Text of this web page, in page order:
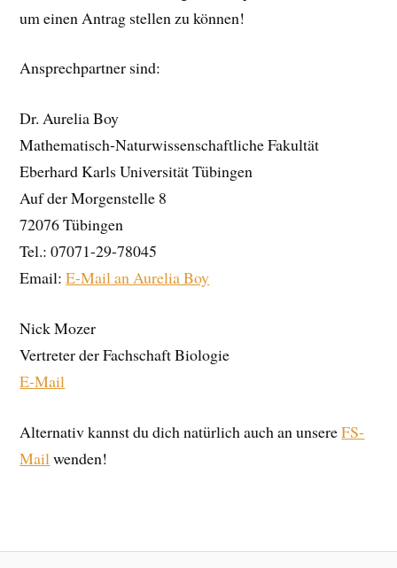
um einen Antrag stellen zu können!
Ansprechpartner sind:
Dr. Aurelia Boy
Mathematisch-Naturwissenschaftliche Fakultät
Eberhard Karls Universität Tübingen
Auf der Morgenstelle 8
72076 Tübingen
Tel.: 07071-29-78045
Email:E-Mail an Aurelia Boy
Nick Mozer
Vertreter der Fachschaft Biologie
E-Mail
Alternativ kannst du dich natürlich auch an unsereFS-
Mail wenden!